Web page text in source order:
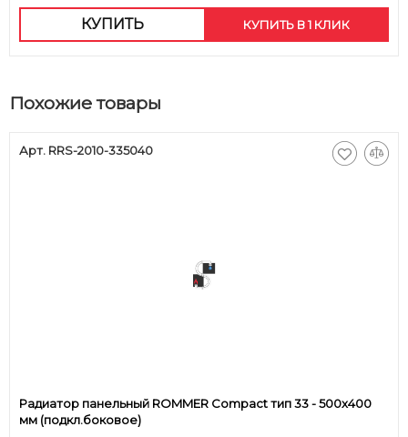
КУПИТЬ КУПИТЬ В 1 КЛИК
Похожие товары
Арт. RRS-2010-335040
Радиатор панельный ROMMER Compact тип 33 - 500x400
мм (подкл.боковое)